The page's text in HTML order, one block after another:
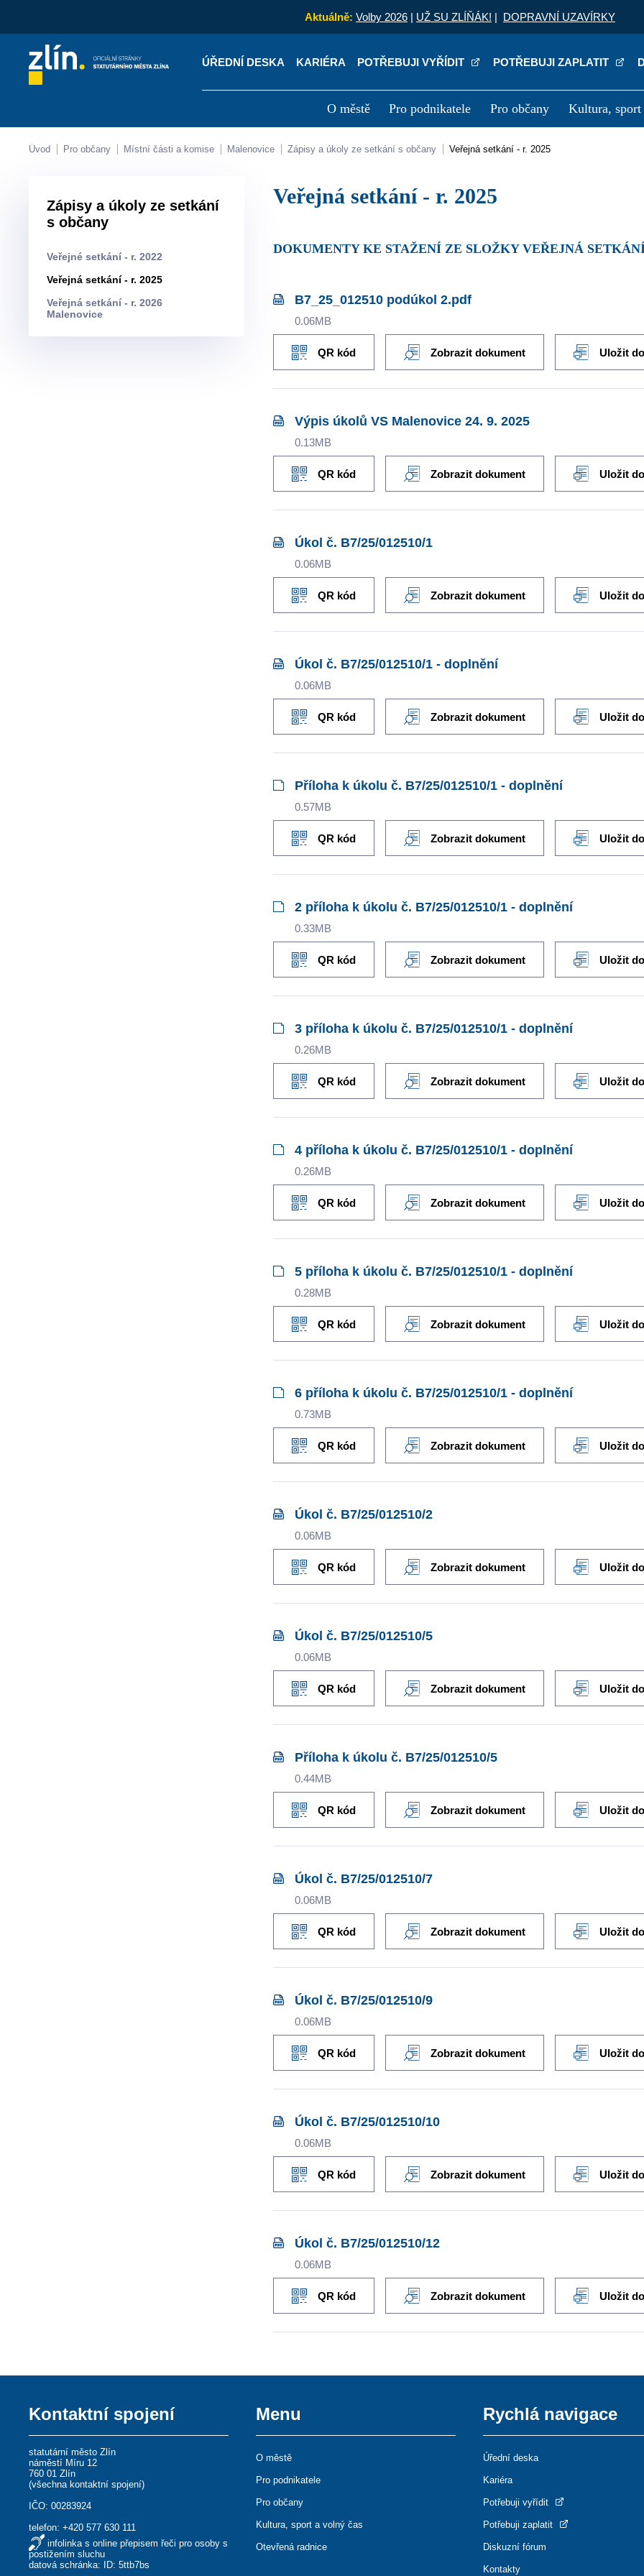
Aktuálně: Volby 2026 | UŽ SU ZLÍŇÁK! | DOPRAVNÍ UZAVÍRKY
ÚŘEDNÍ DESKA KARIÉRA POTŘEBUJI VYŘÍDIT POTŘEBUJI ZAPLATIT
O městě Pro podnikatele Pro občany Kultura, sport
Kontakty Úřední deska Kariéra
Úvod Pro občany Místní části a komise Malenovice Zápisy a úkoly ze setkání s občany Veřejná setkání - r. 2025
Zápisy a úkoly ze setkání
s občany
Veřejné setkání - r. 2022
Veřejná setkání - r. 2025
Veřejná setkání - r. 2026
Malenovice
Veřejná setkání - r. 2025
DOKUMENTY KE STAŽENÍ ZE SLOŽKY VEŘEJNÁ
B7_25_012510 podúkol 2.pdf
0.06MB
QR kód Zobrazit dokument Uložit
Výpis úkolů VS Malenovice 24. 9. 2025
0.13MB
QR kód Zobrazit dokument Uložit
Úkol č. B7/25/012510/1
0.06MB
QR kód Zobrazit dokument Uložit
Úkol č. B7/25/012510/1 - doplnění
0.06MB
QR kód Zobrazit dokument Uložit
Příloha k úkolu č. B7/25/012510/1 - doplnění
0.57MB
QR kód Zobrazit dokument Uložit
2 příloha k úkolu č. B7/25/012510/1 - doplnění
0.33MB
QR kód Zobrazit dokument Uložit
3 příloha k úkolu č. B7/25/012510/1 - doplnění
0.26MB
QR kód Zobrazit dokument Uložit
4 příloha k úkolu č. B7/25/012510/1 - doplnění
0.26MB
QR kód Zobrazit dokument Uložit
5 příloha k úkolu č. B7/25/012510/1 - doplnění
0.28MB
QR kód Zobrazit dokument Uložit
6 příloha k úkolu č. B7/25/012510/1 - doplnění
0.73MB
QR kód Zobrazit dokument Uložit
Úkol č. B7/25/012510/2
0.06MB
QR kód Zobrazit dokument Uložit
Úkol č. B7/25/012510/5
0.06MB
QR kód Zobrazit dokument Uložit
Příloha k úkolu č. B7/25/012510/5
0.44MB
QR kód Zobrazit dokument Uložit
Úkol č. B7/25/012510/7
0.06MB
QR kód Zobrazit dokument Uložit
Úkol č. B7/25/012510/9
0.06MB
QR kód Zobrazit dokument Uložit
Úkol č. B7/25/012510/10
0.06MB
QR kód Zobrazit dokument Uložit
Úkol č. B7/25/012510/12
0.06MB
QR kód Zobrazit dokument Uložit
Kontaktní spojení
statutární město Zlín
náměstí Míru 12
760 01 Zlín
(všechna kontaktní spojení)
IČO: 00283924
telefon:+420 577 630 111
infolinka s online přepisem řeči pro osoby s
postižením sluchu
datová schránka: ID: 5ttb7bs
Menu
O městě
Pro podnikatele
Pro občany
Kultura, sport a volný čas
Otevřená radnice
Rychlá navigace
Úřední deska
Kariéra
Potřebuji vyřídit
Potřebuji zaplatit
Diskuzní fórum
Kontakty